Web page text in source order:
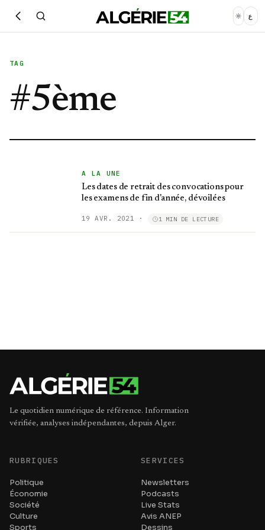
ع
TAG
#5ème
A LA UNE
Les dates de retrait des convocations pour
les examens de fin d'année, dévoilées
19 AVR. 2021 · 1 MIN DE LECTURE
Le quotidien numérique de référence. Information
vérifiée, analyses indépendantes, depuis Alger.
RUBRIQUES
Politique
Économie
Société
Culture
Sports
SERVICES
Newsletters
Podcasts
Live Stats
Avis ANEP
Dessins